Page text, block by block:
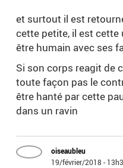
et surtout il est
cette petite, il est
être humain avec ses
Si son corps reagit de
toute façon pas le
être hanté par cette
dans un ravin
oiseaubleu
19/février/2018 -